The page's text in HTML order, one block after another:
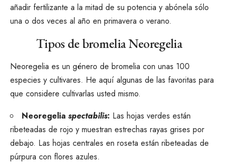
añadir fertilizante a la mitad de su potencia y abónela sólo
una o dos veces al año en primavera o verano.
Tipos de bromelia Neoregelia
Neoregelia es un género de bromelia con unas 100
especies y cultivares. He aquí algunas de las favoritas para
que considere cultivarlas usted mismo.
Neoregelia spectabilis: Las hojas verdes están
ribeteadas de rojo y muestran estrechas rayas grises por
debajo. Las hojas centrales en roseta están ribeteadas de
púrpura con flores azules.